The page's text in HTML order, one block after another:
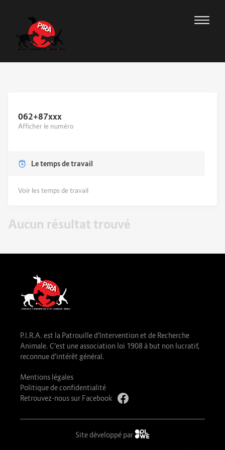
062+87xxx
Afficher le numéro
Le temps de travail
Voir les temps de travail
Aucun résultat trouvé
P.I.R.A. est la Patrouille d’Intervention et de Recherche
Animale. C’est une association loi 1908 à but non lucratif,
reconnue d’intérêt général.
Mentions légales
Politique de confidentialité
Retrouvez-nous sur Facebook
Site développé par